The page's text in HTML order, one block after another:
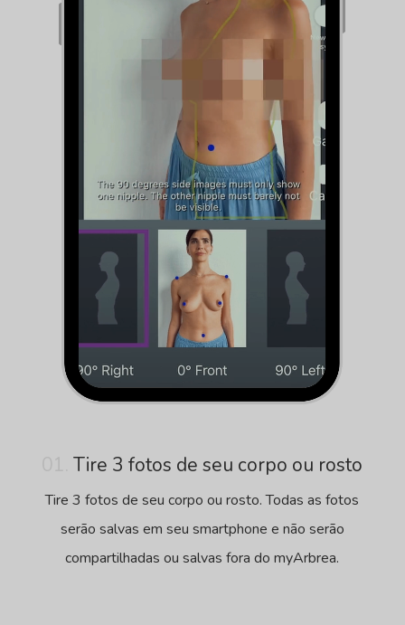
Tire 3 fotos de seu corpo ou rosto
Tire 3 fotos de seu corpo ou rosto. Todas as fotos
serão salvas em seu smartphone e não serão
compartilhadas ou salvas fora do myArbrea.